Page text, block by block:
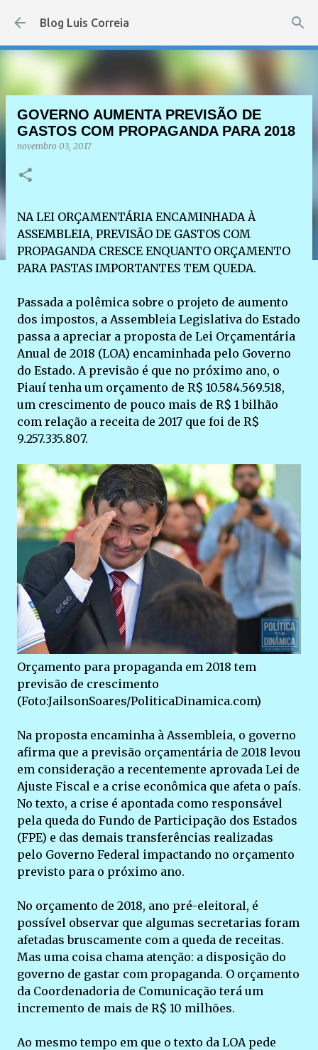
Pular para o conteúdo principal
Blog Luis Correia
GOVERNO AUMENTA PREVISÃO DE
GASTOS COM PROPAGANDA PARA 2018
novembro 03, 2017
NA LEI ORÇAMENTÁRIA ENCAMINHADA À
ASSEMBLEIA, PREVISÃO DE GASTOS COM
PROPAGANDA CRESCE ENQUANTO ORÇAMENTO
PARA PASTAS IMPORTANTES TEM QUEDA.
Passada a polêmica sobre o projeto de aumento
dos impostos, a Assembleia Legislativa do Estado
passa a apreciar a proposta de Lei Orçamentária
Anual de 2018 (LOA) encaminhada pelo Governo
do Estado. A previsão é que no próximo ano, o
Piauí tenha um orçamento de R$ 10.584.569.518,
um crescimento de pouco mais de R$ 1 bilhão
com relação a receita de 2017 que foi de R$
9.257.335.807.
Orçamento para propaganda em 2018 tem
previsão de crescimento
(Foto:JailsonSoares/PoliticaDinamica.com)
Na proposta encaminha à Assembleia, o governo
afirma que a previsão orçamentária de 2018 levou
em consideração a recentemente aprovada Lei de
Ajuste Fiscal e a crise econômica que afeta o país.
No texto, a crise é apontada como responsável
pela queda do Fundo de Participação dos Estados
(FPE) e das demais transferências realizadas
pelo Governo Federal impactando no orçamento
previsto para o próximo ano.
No orçamento de 2018, ano pré-eleitoral, é
possível observar que algumas secretarias foram
afetadas bruscamente com a queda de receitas.
Mas uma coisa chama atenção: a disposição do
governo de gastar com propaganda. O orçamento
da Coordenadoria de Comunicação terá um
incremento de mais de R$ 10 milhões.
Ao mesmo tempo em que o texto da LOA pede